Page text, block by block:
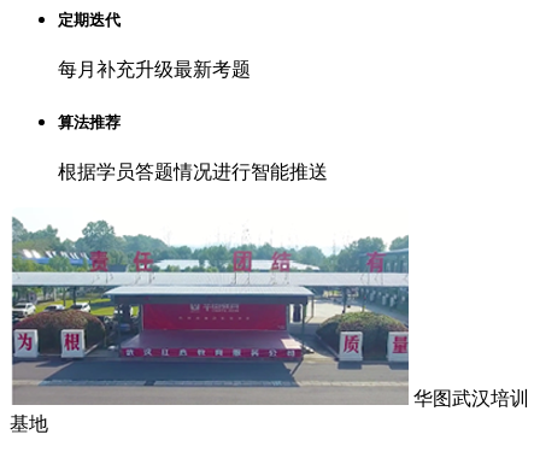
定期迭代
每月补充升级最新考题
算法推荐
根据学员答题情况进行智能推送
华图武汉培训
基地